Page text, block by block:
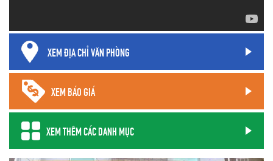
XEM ĐỊA CHỈ VĂN PHÒNG
XEM BÁO GIÁ
XEM THÊM CÁC DANH MỤC